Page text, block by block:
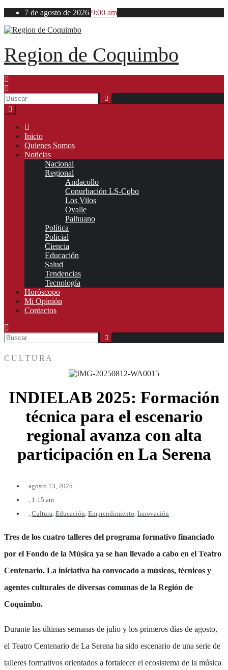
contenido
7 de agosto de 2026 9:00 am
Region de Coquimbo
Inicio
Quienes Somos
Noticias
Nacional
Regional
Andacollo
Conurbación LS-Cqbo
Los Vilos
Ovalle
Paihuano
Política
Policial
Ciencia
Educación
Salud
Tendencias
Tecnología
Horóscopo
Mi Opinión
Contactos
CULTURA
INDIELAB 2025: Formación
técnica para el escenario
regional avanza con alta
participación en La Serena
agosto 13, 2025
1:15 am
Cultura Educación Emprendimiento Innovación
Tres de los cuatro talleres del programa formativo financiado
por el Fondo de la Música ya se han llevado a cabo en el Teatro
Centenario. La iniciativa ha convocado a músicos, técnicos y
agentes culturales de diversas comunas de la Región de
Coquimbo.
Durante las últimas semanas de julio y los primeros días de agosto,
el Teatro Centenario de La Serena ha sido escenario de una serie de
talleres formativos orientados a fortalecer el ecosistema de la música